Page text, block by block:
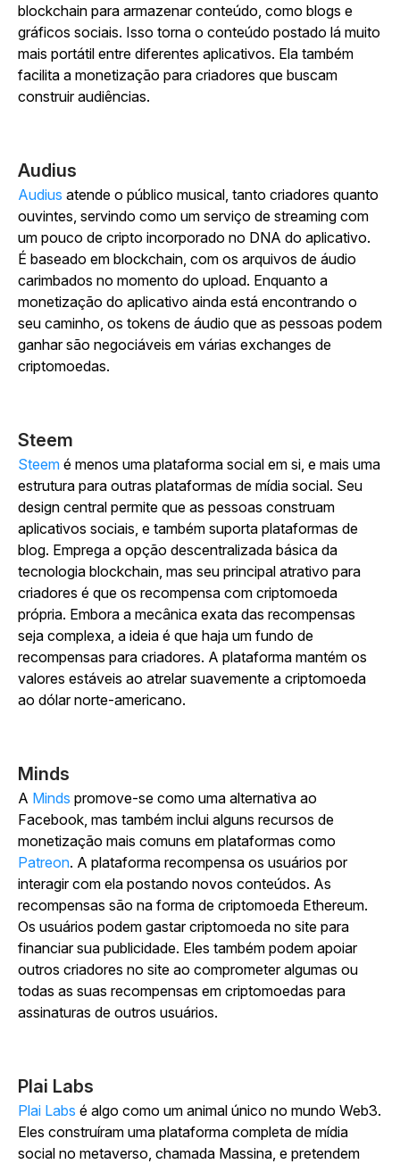
blockchain para armazenar conteúdo, como blogs e
gráficos sociais. Isso torna o conteúdo postado lá muito
mais portátil entre diferentes aplicativos. Ela também
facilita a monetização para criadores que buscam
construir audiências.
Audius
Audius atende o público musical, tanto criadores quanto
ouvintes, servindo como um serviço de streaming com
um pouco de cripto incorporado no DNA do aplicativo.
É baseado em blockchain, com os arquivos de áudio
carimbados no momento do upload. Enquanto a
monetização do aplicativo ainda está encontrando o
seu caminho, os tokens de áudio que as pessoas podem
ganhar são negociáveis em várias exchanges de
criptomoedas.
Steem
Steem é menos uma plataforma social em si, e mais uma
estrutura para outras plataformas de mídia social. Seu
design central permite que as pessoas construam
aplicativos sociais, e também suporta plataformas de
blog. Emprega a opção descentralizada básica da
tecnologia blockchain, mas seu principal atrativo para
criadores é que os recompensa com criptomoeda
própria. Embora a mecânica exata das recompensas
seja complexa, a ideia é que haja um fundo de
recompensas para criadores. A plataforma mantém os
valores estáveis ao atrelar suavemente a criptomoeda
ao dólar norte-americano.
Minds
A Minds promove-se como uma alternativa ao
Facebook, mas também inclui alguns recursos de
monetização mais comuns em plataformas como
Patreon. A plataforma recompensa os usuários por
interagir com ela postando novos conteúdos. As
recompensas são na forma de criptomoeda Ethereum.
Os usuários podem gastar criptomoeda no site para
financiar sua publicidade. Eles também podem apoiar
outros criadores no site ao comprometer algumas ou
todas as suas recompensas em criptomoedas para
assinaturas de outros usuários.
Plai Labs
Plai Labs é algo como um animal único no mundo Web3.
Eles construíram uma plataforma completa de mídia
social no metaverso, chamada Massina, e pretendem